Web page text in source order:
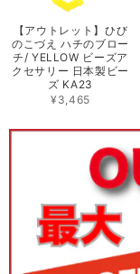
【アウトレット】ひび
のこづえ ハチのブロー
チ/ YELLOW ビーズア
クセサリー 日本製ビー
ズ KA23
¥3,465